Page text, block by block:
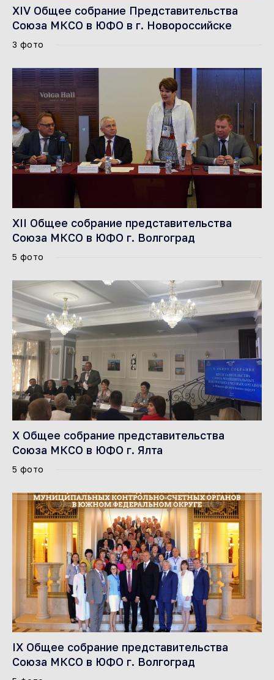
XIV Общее собрание Представительства
Союза МКСО в ЮФО в г. Новороссийске
3 фото
XII Общее собрание представительства
Союза МКСО в ЮФО г. Волгоград
5 фото
X Общее собрание представительства
Союза МКСО в ЮФО г. Ялта
5 фото
IX Общее собрание представительства
Союза МКСО в ЮФО г. Волгоград